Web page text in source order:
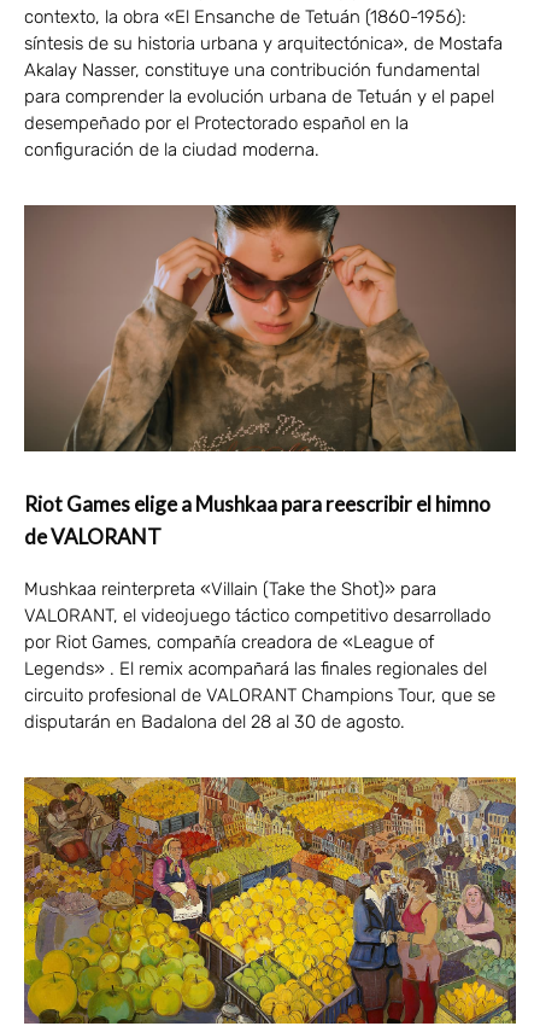
contexto, la obra «El Ensanche de Tetuán (1860-1956):
síntesis de su historia urbana y arquitectónica», de Mostafa
Akalay Nasser, constituye una contribución fundamental
para comprender la evolución urbana de Tetuán y el papel
desempeñado por el Protectorado español en la
configuración de la ciudad moderna.
Riot Games elige a Mushkaa para reescribir el himno
de VALORANT
Mushkaa reinterpreta «Villain (Take the Shot)» para
VALORANT, el videojuego táctico competitivo desarrollado
por Riot Games, compañía creadora de «League of
Legends» . El remix acompañará las finales regionales del
circuito profesional de VALORANT Champions Tour, que se
disputarán en Badalona del 28 al 30 de agosto.